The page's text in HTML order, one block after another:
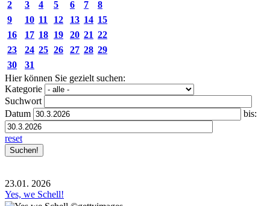
2
3 4 5 6 7
8
9
10 11 12 13 14 15
16
17 18 19 20 21 22
23
24 25 26 27 28 29
30
31
Hier können Sie gezielt suchen:
Kategorie
Suchwort
Datum
bis:
reset
23.01. 2026
Yes, we Schell!